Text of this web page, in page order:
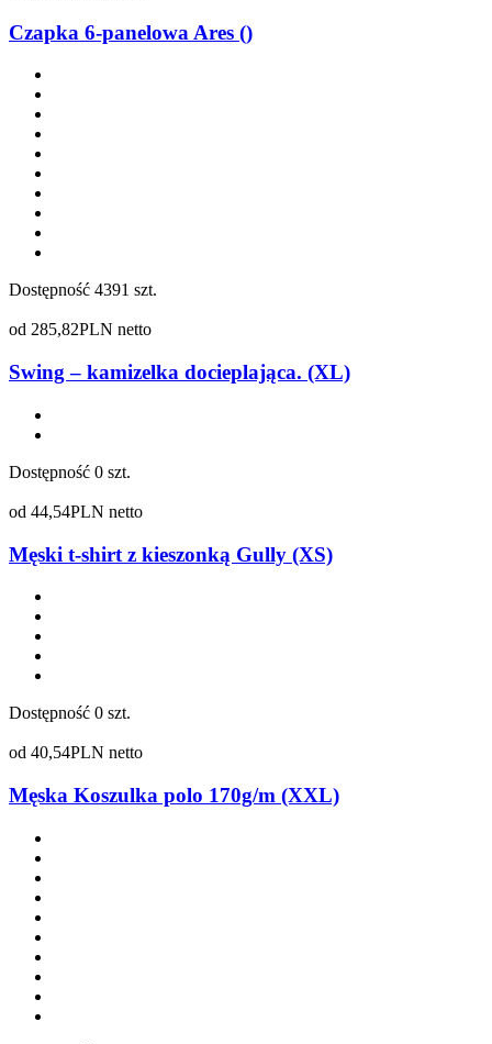
Czapka 6-panelowa Ares ()
Dostępność 4391 szt.
od 285,82PLN netto
Swing – kamizelka docieplająca. (XL)
Dostępność 0 szt.
od 44,54PLN netto
Męski t-shirt z kieszonką Gully (XS)
Dostępność 0 szt.
od 40,54PLN netto
Męska Koszulka polo 170g/m (XXL)